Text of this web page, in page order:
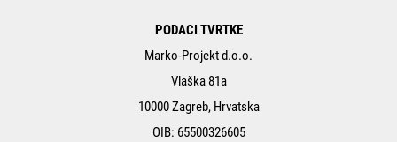
PODACI TVRTKE
Marko-Projekt d.o.o.
Vlaška 81a
10000 Zagreb, Hrvatska
OIB: 65500326605